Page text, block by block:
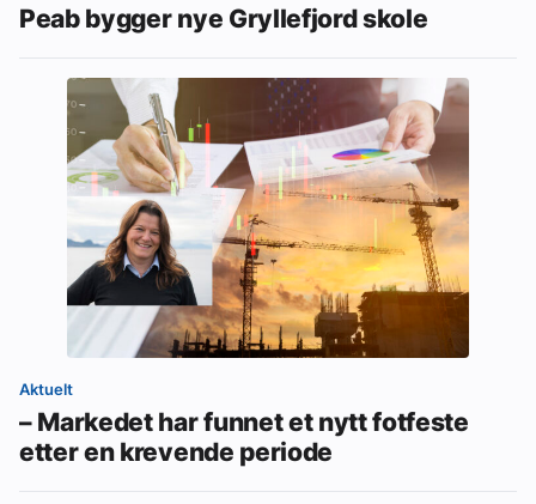
Peab bygger nye Gryllefjord skole
Aktuelt
– Markedet har funnet et nytt fotfeste
etter en krevende periode